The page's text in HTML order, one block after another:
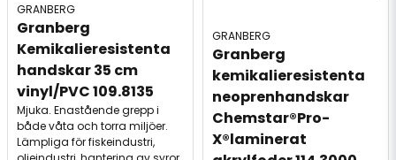
GRANBERG
Granberg
Kemikalieresistenta
handskar 35 cm
vinyl/PVC 109.8135
Mjuka. Enastående grepp i
både våta och torra miljöer.
Lämpliga för fiskeindustri,
GRANBERG
Granberg
kemikalieresistenta
neoprenhandskar
Chemstar®Pro-
X®laminerat